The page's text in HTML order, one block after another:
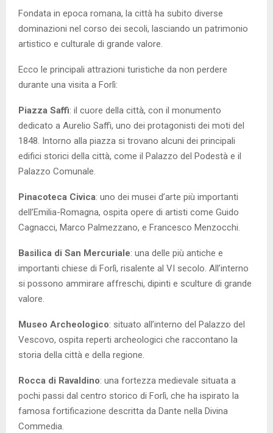
Fondata in epoca romana, la città ha subito diverse
dominazioni nel corso dei secoli, lasciando un patrimonio
artistico e culturale di grande valore.
Ecco le principali attrazioni turistiche da non perdere
durante una visita a Forlì:
Piazza Saffi: il cuore della città, con il monumento
dedicato a Aurelio Saffi, uno dei protagonisti dei moti del
1848. Intorno alla piazza si trovano alcuni dei principali
edifici storici della città, come il Palazzo del Podestà e il
Palazzo Comunale.
Pinacoteca Civica: uno dei musei d’arte più importanti
dell’Emilia-Romagna, ospita opere di artisti come Guido
Cagnacci, Marco Palmezzano, e Francesco Menzocchi.
Basilica di San Mercuriale: una delle più antiche e
importanti chiese di Forlì, risalente al VI secolo. All’interno
si possono ammirare affreschi, dipinti e sculture di grande
valore.
Museo Archeologico: situato all’interno del Palazzo del
Vescovo, ospita reperti archeologici che raccontano la
storia della città e della regione.
Rocca di Ravaldino: una fortezza medievale situata a
pochi passi dal centro storico di Forlì, che ha ispirato la
famosa fortificazione descritta da Dante nella Divina
Commedia.